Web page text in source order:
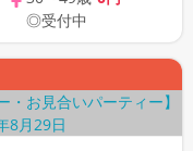
◎受付中